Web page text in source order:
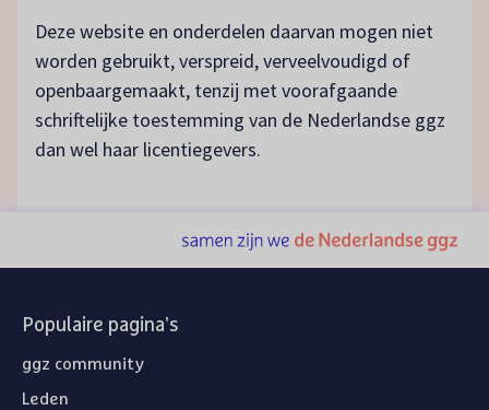
Deze website en onderdelen daarvan mogen niet
worden gebruikt, verspreid, verveelvoudigd of
openbaargemaakt, tenzij met voorafgaande
schriftelijke toestemming van de Nederlandse ggz
dan wel haar licentiegevers.
Populaire pagina's
ggz community
Leden